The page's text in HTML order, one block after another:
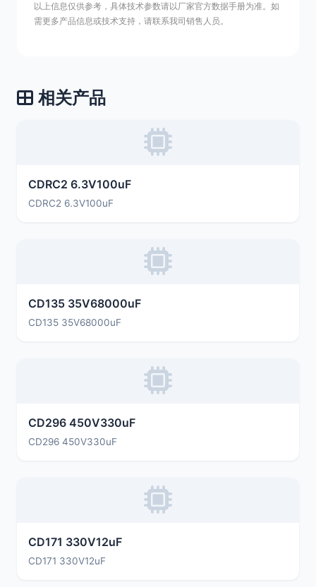
以上信息仅供参考，具体技术参数请以厂家官方数据手册为准。如
需更多产品信息或技术支持，请联系我司销售人员。
相关产品
CDRC2 6.3V100uF
CDRC2 6.3V100uF
CD135 35V68000uF
CD135 35V68000uF
CD296 450V330uF
CD296 450V330uF
CD171 330V12uF
CD171 330V12uF